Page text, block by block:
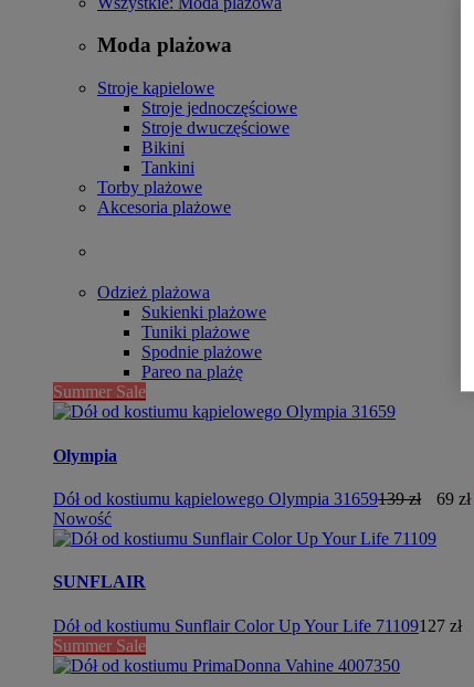
Moda plażowa
Stroje kąpielowe
Stroje jednoczęściowe
Stroje dwuczęściowe
Bikini
Tankini
Torby plażowe
Akcesoria plażowe
Odzież plażowa
Sukienki plażowe
Tuniki plażowe
Spodnie plażowe
Pareo na plażę
Summer Sale
Olympia
Dół od kostiumu kąpielowego Olympia 31659139 zł 69 zł
Nowość
SUNFLAIR
Dół od kostiumu Sunflair Color Up Your Life 71109127 zł
Summer Sale